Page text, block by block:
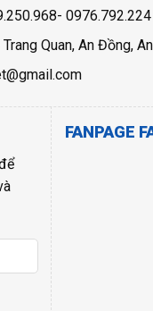
0976.792.224
Quan, An Đồng,
FANPAGE